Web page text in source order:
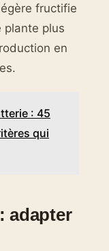
fructifie
plante plus
en
: 45
qui
adapter